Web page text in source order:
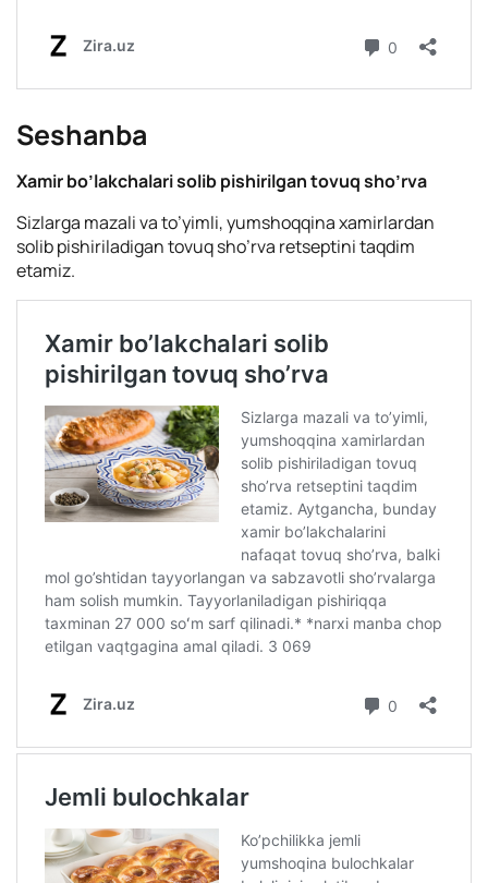
Seshanba
Xamir bo’lakchalari solib pishirilgan tovuq sho’rva
Sizlarga mazali va to’yimli, yumshoqqina xamirlardan
solib pishiriladigan tovuq sho’rva retseptini taqdim
etamiz.